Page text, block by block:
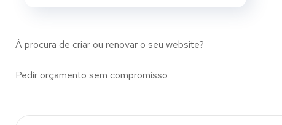
À procura de criar ou renovar o seu website?
Pedir orçamento sem compromisso